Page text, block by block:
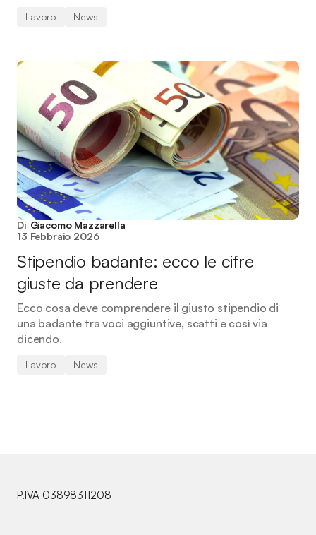
Lavoro News
Di Giacomo Mazzarella
13 Febbraio 2026
Stipendio badante: ecco le cifre
giuste da prendere
Ecco cosa deve comprendere il giusto stipendio di
una badante tra voci aggiuntive, scatti e così via
dicendo.
Lavoro News
P.IVA 03898311208